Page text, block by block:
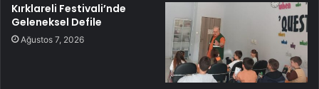
Kırklareli Festivali’nde
Geleneksel Defile
Ağustos 7, 2026